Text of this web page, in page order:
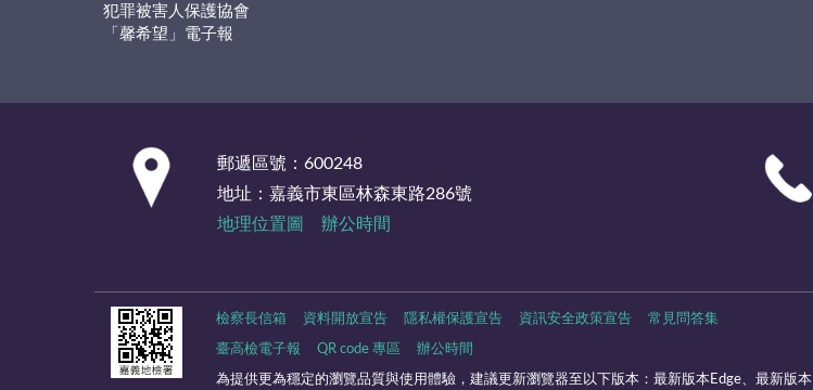
犯罪被害人保護協會
「馨希望」電子報
郵遞區號：600248
地址：嘉義市東區林森東路286號
地理位置圖
辦公時間
檢察長信箱 資料開放宣告 隱私權保護宣告 資訊安全政策宣告 常見問答集
臺高檢電子報 QR code 專區 辦公時間
為提供更為穩定的瀏覽品質與使用體驗，建議更新瀏覽器至以下版本：最新版本Edge、最新版本